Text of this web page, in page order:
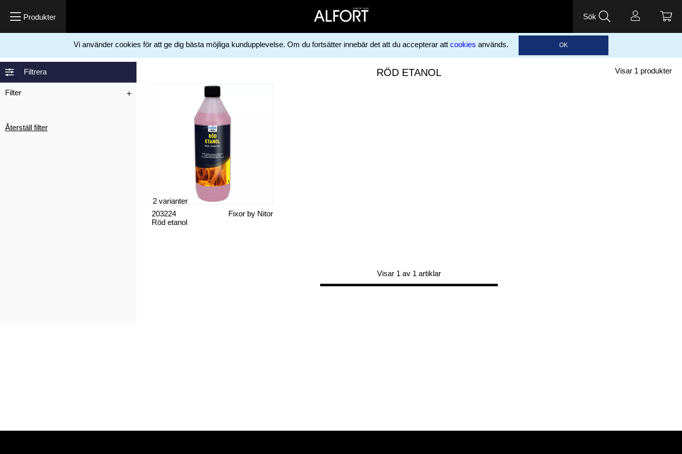
Sök
Vi använder cookies för att ge dig bästa möjliga kundupplevelse. Om du fortsätter innebär det att du accepterar att cookies används. OK
Baskemikalier och övrigt Röd etanol
Filtrera
Filter
Återställ filter
RÖD ETANOL Visar 1 produkter
Röd etanol
Fixor by Nitor
203224
2 varianter
Visar 1 av 1 artiklar